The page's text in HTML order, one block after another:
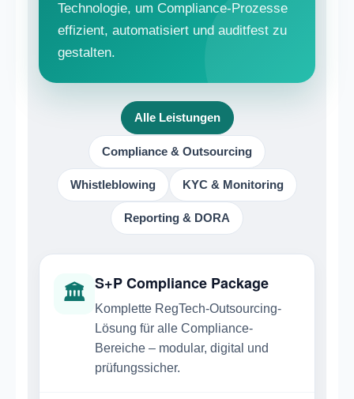
Technologie, um Compliance-Prozesse
effizient, automatisiert und auditfest zu
gestalten.
Alle Leistungen
Compliance & Outsourcing
Whistleblowing KYC & Monitoring
Reporting & DORA
🏛 S+P Compliance Package
Komplette RegTech-Outsourcing-
Lösung für alle Compliance-
Bereiche – modular, digital und
prüfungssicher.